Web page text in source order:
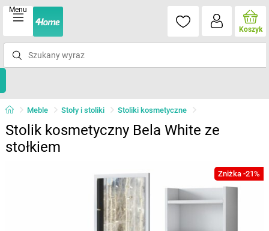
Menu
Koszyk
Meble Stoły i stoliki Stoliki kosmetyczne
Stolik kosmetyczny Bela White ze
stołkiem
Zniżka -21%